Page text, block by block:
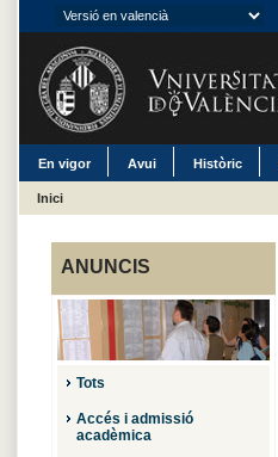
En vigor Avui Històric
Inici
ANUNCIS
Tots
Accés i admissió
acadèmica